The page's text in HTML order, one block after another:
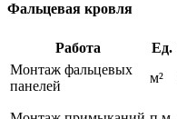
Фальцевая кровля
Работа Ед.
Монтаж фальцевых
панелей
м²